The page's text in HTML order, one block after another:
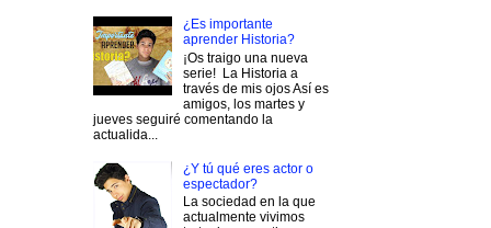
¿Es importante
aprender Historia?
¡Os traigo una nueva
serie! La Historia a
través de mis ojos Así es
amigos, los martes y
jueves seguiré comentando la
actualida...
¿Y tú qué eres actor o
espectador?
La sociedad en la que
actualmente vivimos